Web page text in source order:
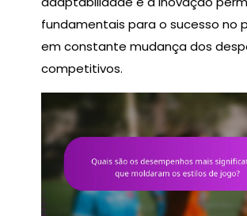
fundamentais para o sucesso no
em constante mudança dos
competitivos.